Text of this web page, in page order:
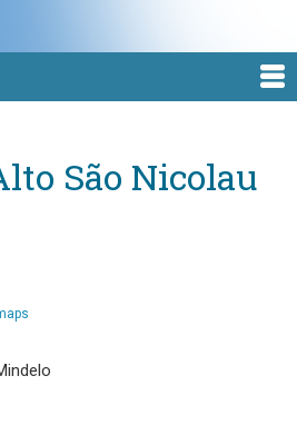
São Nicolau